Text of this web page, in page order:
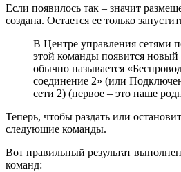
Если появилось так – значит
создана. Остается ее только
В Центре управления сетями
этой команды появится новый
обычно называется
соединение 2» (или
сети 2) (первое – это наше
Теперь, чтобы раздать или
следующие команды.
Вот правильный результат
команд: